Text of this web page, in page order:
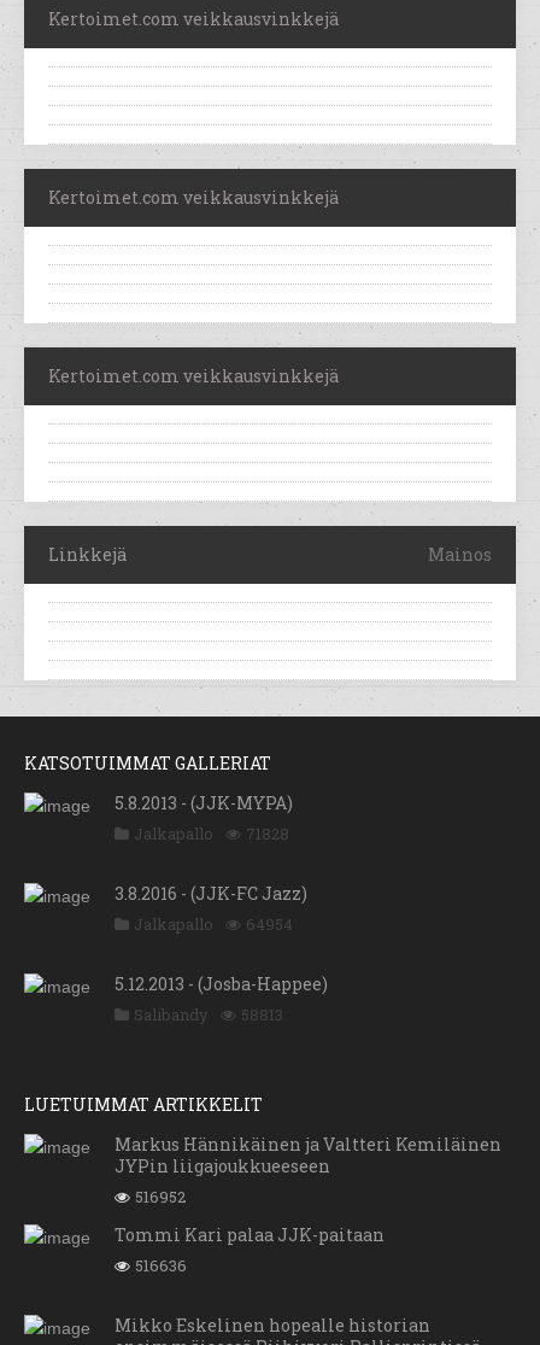
Kertoimet.com veikkausvinkkejä
Kertoimet.com veikkausvinkkejä
Kertoimet.com veikkausvinkkejä
Linkkejä Mainos
KATSOTUIMMAT GALLERIAT
5.8.2013 - (JJK-MYPA)
Jalkapallo 71828
3.8.2016 - (JJK-FC Jazz)
Jalkapallo 64954
5.12.2013 - (Josba-Happee)
Salibandy 58813
LUETUIMMAT ARTIKKELIT
Markus Hännikäinen ja Valtteri Kemiläinen
JYPin liigajoukkueeseen
516952
Tommi Kari palaa JJK-paitaan
516636
Mikko Eskelinen hopealle historian